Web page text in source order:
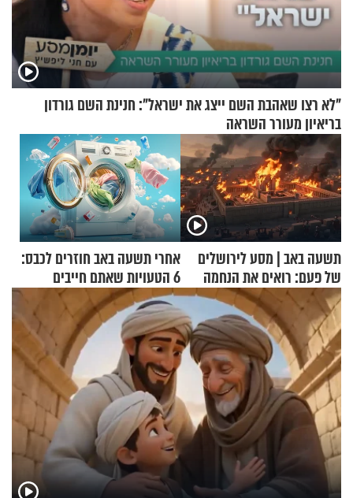
"לא רצו שאהבת השם ייצג את ישראל": חנינת השם גורדון
בריאיון מעורר השראה
תשעה באב | מסע לירושלים
של פעם: רואים את הנחמה
אחרי תשעה באב חוזרים לכבס:
6 הטעויות שאתם חייבים
להפסיק לעשות